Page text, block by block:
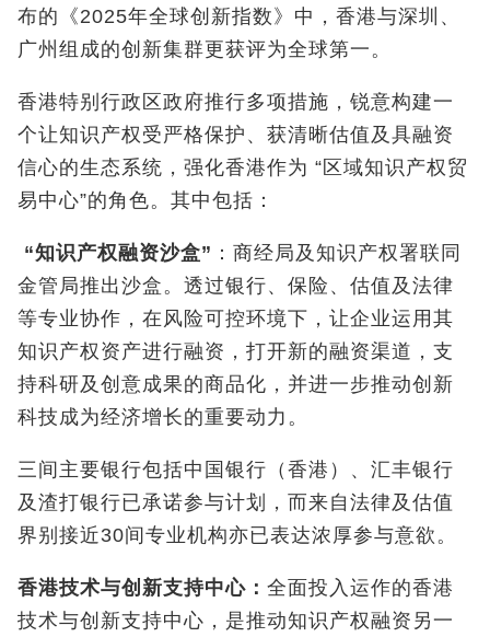
布的《2025年全球创新指数》中，香港与深圳、
广州组成的创新集群更获评为全球第一。
香港特别行政区政府推行多项措施，锐意构建一
个让知识产权受严格保护、获清晰估值及具融资
信心的生态系统，强化香港作为 “区域知识产权贸
易中心”的角色。其中包括：
“知识产权融资沙盒” ：商经局及知识产权署联同
金管局推出沙盒。透过银行、保险、估值及法律
等专业协作，在风险可控环境下，让企业运用其
知识产权资产进行融资，打开新的融资渠道，支
持科研及创意成果的商品化，并进一步推动创新
科技成为经济增长的重要动力。
三间主要银行包括中国银行（香港）、汇丰银行
及渣打银行已承诺参与计划，而来自法律及估值
界别接近30间专业机构亦已表达浓厚参与意欲。
香港技术与创新支持中心： 全面投入运作的香港
技术与创新支持中心，是推动知识产权融资另一